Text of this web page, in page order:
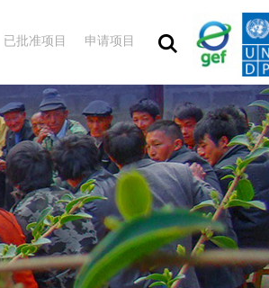
已批准项目 申请项目